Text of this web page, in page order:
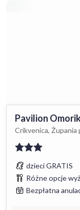
Pavilion
Crikvenica, Żupania
dzieci GRATIS
Różne opcje
Bezpłatna